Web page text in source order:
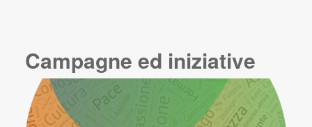
Campagne ed iniziative